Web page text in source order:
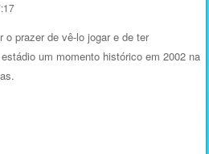
o prazer de vê-lo jogar e de ter
um momento histórico em 2002 na